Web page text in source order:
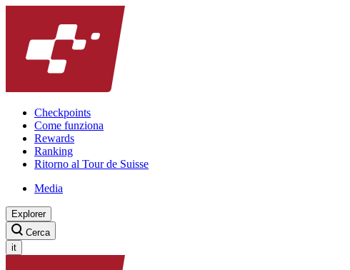
Checkpoints
Come funziona
Rewards
Ranking
Ritorno al Tour de Suisse
Media
Explorer
Cerca
it